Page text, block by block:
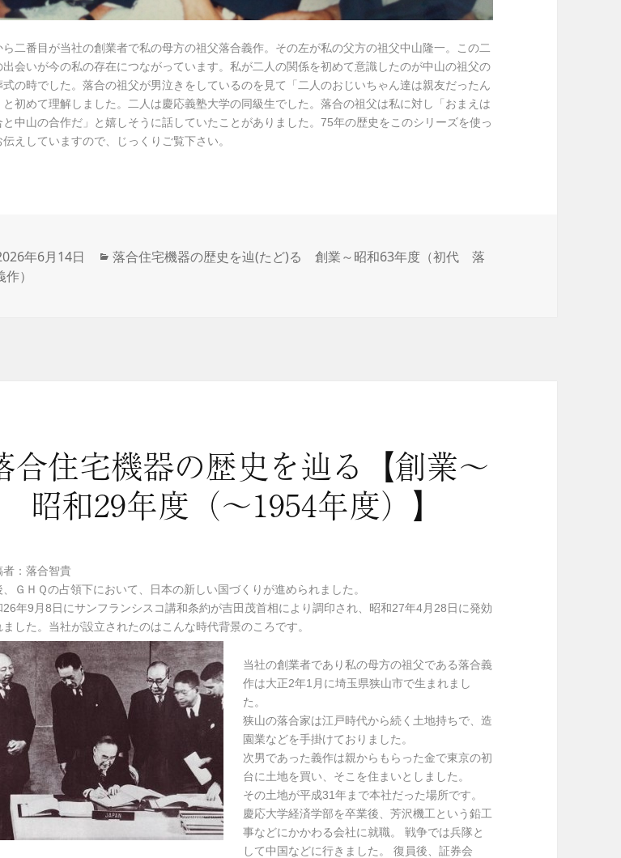
ら二番目が当社の創業者で私の母方の祖父落合義作。その左が私の父方の祖父中山隆一。この二
出会いが今の私の存在につながっています。私が二人の関係を初めて意識したのが中山の祖父の
式の時でした。落合の祖父が男泣きをしているのを見て「二人のおじいちゃん達は親友だったん
と初めて理解しました。二人は慶応義塾大学の同級生でした。落合の祖父は私に対し「おまえは
と中山の合作だ」と嬉しそうに話していたことがありました。75年の歴史をこのシリーズを使っ
伝えしていますので、じっくりご覧下さい。
年6月14日
カ
落合住宅機器の歴史を辿(たど)る 創業～昭和63年度（初代 落
）
合住宅機器の歴史を辿る【創業～
昭和29年度（～1954年度）】
者：落合智貴
、ＧＨＱの占領下において、日本の新しい国づくりが進められました。
26年9月8日にサンフランシスコ講和条約が吉田茂首相により調印され、昭和27年4月28日に発効
ました。当社が設立されたのはこんな時代背景のころです。
当社の創業者であり私の母方の祖父である落合義
作は大正2年1月に埼玉県狭山市で生まれまし
た。
狭山の落合家は江戸時代から続く土地持ちで、造
園業などを手掛けておりました。
次男であった義作は親からもらった金で東京の初
台に土地を買い、そこを住まいとしました。
その土地が平成31年まで本社だった場所です。
慶応大学経済学部を卒業後、芳沢機工という鉛工
事などにかかわる会社に就職。 戦争では兵隊と
して中国などに行きました。 復員後、証券会